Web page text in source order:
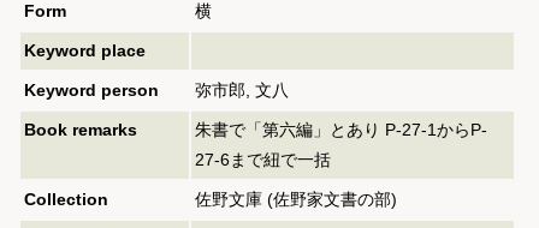
Form 横
Keyword place
Keyword person 弥市郎, 文八
Book remarks
朱書で「第六編」とあり P-27-1からP-
27-6まで紐で一括
Collection 佐野文庫 (佐野家文書の部)